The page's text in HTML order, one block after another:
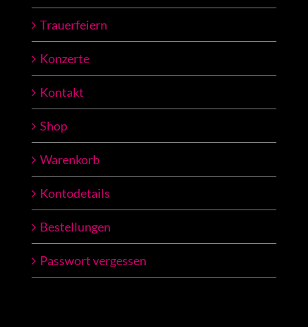
Trauerfeiern
Konzerte
Kontakt
Shop
Warenkorb
Kontodetails
Bestellungen
Passwort vergessen